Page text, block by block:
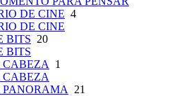
DE CINE 4
DE CINE
BITS 20
BITS
CABEZA 1
CABEZA
PANORAMA 21